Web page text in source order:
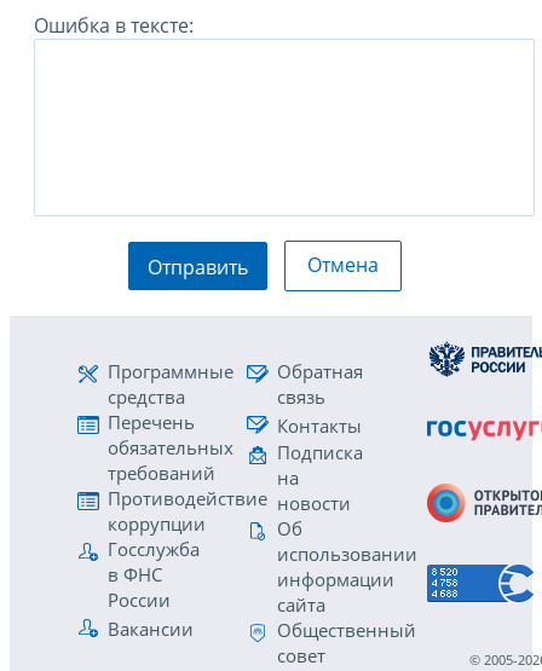
Ошибка в тексте:
Отправить Отмена
Программные
средства
Перечень
обязательных
требований
Противодействие
коррупции
Госслужба
в ФНС
России
Вакансии
Обратная
связь
Контакты
Подписка
на
новости
Об
использовании
информации
сайта
Общественный
совет
© 2005-